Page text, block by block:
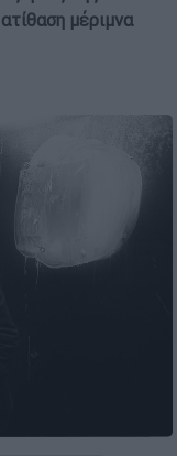
µέριµνα